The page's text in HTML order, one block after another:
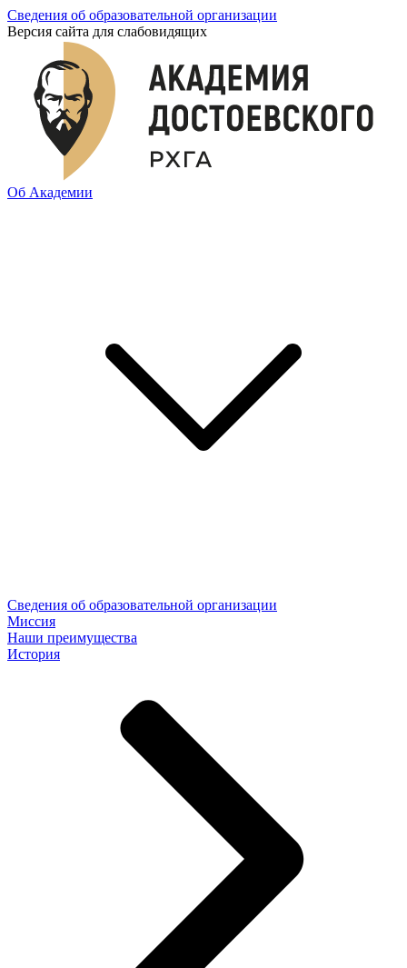
Сведения об образовательной организации
Версия сайта для слабовидящих
Об Академии
Сведения об образовательной организации
Миссия
Наши преимущества
История